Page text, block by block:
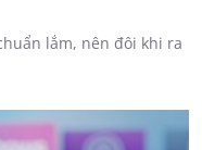
lắm, nên đôi khi ra